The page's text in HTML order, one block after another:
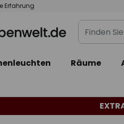
Erfahrung
Finden
Sie
Leuchte...
Räume